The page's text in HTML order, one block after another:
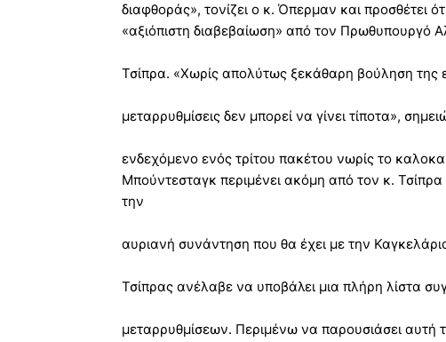
διαφθοράς», τονίζει ο κ. Όπερμαν και προσθέτει
«αξιόπιστη διαβεβαίωση» από τον Πρωθυπουργό
Τσίπρα. «Χωρίς απολύτως ξεκάθαρη βούληση της
μεταρρυθμίσεις δεν μπορεί να γίνει τίποτα»,
ενδεχόμενο ενός τρίτου πακέτου νωρίς το
Μπούντεσταγκ περιμένει ακόμη από τον κ.
την
αυριανή συνάντηση που θα έχει με την
Τσίπρας ανέλαβε να υποβάλει μια πλήρη λίστα
μεταρρυθμίσεων. Περιμένω να παρουσιάσει αυτή